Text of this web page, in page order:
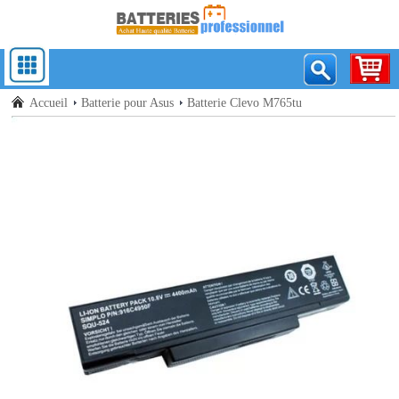
Accueil Batterie pour Asus Batterie Clevo M765tu